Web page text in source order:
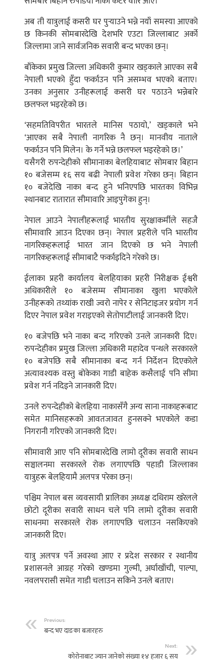
अब ती यात्रुलाई कसरी घर पुर्‍याउने भन्ने नयाँ समस्या आएको
छ किनकी सोमबारदेखि देशभरि एउटा जिल्लाबाट अर्को
जिल्लामा जाने सार्वजनिक सवारी बन्द भएका छन्।
बाँकेका प्रमुख जिल्ला अधिकारी कुमार खड्काले आएका सबै
नेपाली भएको हुँदा फर्काउन पनि असम्भव भएको बताए।
उनका अनुसार उनीहरूलाई कसरी घर पठाउने भन्नेबारे
छलफल भइरहेको छ।
‘सहमतिविपरीत भारतले मानिस पठायो,’ खड्काले भने
‘आएका सबै नेपाली नागरिक नै छन्। मानवीय नाताले
फर्काउन पनि मिलेन। के गर्ने भन्ने छलफल भइरहेको छ।’
यसैगरी रुपन्देहीको सीमानाका बेलहियाबाट सोमबार बिहान
१० बजेसम्म १६ सय बढी नेपाली प्रवेश गरेका छन्। बिहान
१० बजेदेखि नाका बन्द हुने भनिएपछि भारतका विभिन्न
स्थानबाट रातारात सीमावारि आइपुगेका हुन्।
नेपाल आउने नेपालीहरूलाई भारतीय सुरक्षाकर्मीले सहजै
सीमावारि आउन दिएका छन्। नेपाल प्रहरीले पनि भारतीय
नागरिकहरूलाई भारत जान दिएको छ भने नेपाली
नागरिकहरूलाई सीमाबाटै फर्काइदिने गरेको छ।
ईलाका प्रहरी कार्यालय बेलहियाका प्रहरी निरीक्षक ईश्वरी
अधिकारीले १० बजेसम्म सीमानाका खुला भएकोले
उनीहरूको तथ्यांक राखी ज्वरो नापेर र सेनिटाइजर प्रयोग गर्न
दिएर नेपाल प्रवेश गराइएको सेतोपाटीलाई जानकारी दिए।
१० बजेपछि भने नाका बन्द गरिएको उनले जानकारी दिए।
रुपन्देहीका प्रमुख जिल्ला अधिकारी महादेव पन्थले सरकारले
१० बजेपछि सबै सीमानाका बन्द गर्न निर्देशन दिएकोले
अत्यावश्यक वस्तु बोकेका गाडी बाहेक कसैलाई पनि सीमा
प्रवेश गर्न नदिइने जानकारी दिए।
उनले रुपन्देहीको बेलहिया नाकासँगै अन्य साना नाकाहरूबाट
समेत मानिसहरूको आवतजावत हुनसक्ने भएकोले कडा
निगरानी गरिएको जानकारी दिए।
सीमावारी आए पनि सोमबारदेखि लामो दूरीका सवारी साधन
सञ्चालनमा सरकारले रोक लगाएपछि पहाडी जिल्लाका
यात्रुहरू बेलहियामै अलपत्र परेका छन्।
पश्चिम नेपाल बस व्यवसायी प्रालिका अध्यक्ष दधिराम खरेलले
छोटो दूरीका सवारी साधन चले पनि लामो दूरीका सवारी
साधनमा सरकारले रोक लगाएपछि चलाउन नसकिएको
जानकारी दिए।
यात्रु अलपत्र पर्ने अवस्था आए र प्रदेश सरकार र स्थानीय
प्रशासनले आग्रह गरेको खण्डमा गुल्मी, अर्घाखाँची, पाल्पा,
नवलपरासी समेत गाडी चलाउन सकिने उनले बताए।
Previous:
बन्द भए दाङका बजारहरु
Next:
कोरोनाबाट ज्यान जानेको संख्या १४ हजार ६ सय